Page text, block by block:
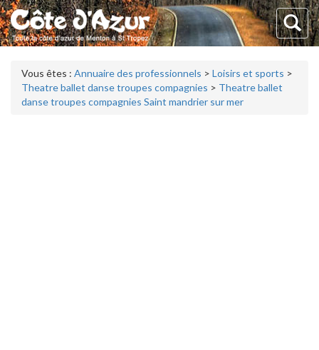
Vous êtes : Annuaire des professionnels > Loisirs et sports >
Theatre ballet danse troupes compagnies > Theatre ballet
danse troupes compagnies Saint mandrier sur mer